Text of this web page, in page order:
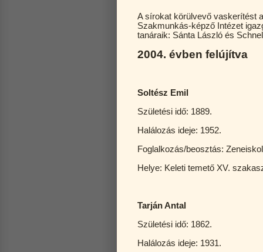
A sírokat körülvevő vaskerítést
Szakmunkás-képző Intézet
tanáraik: Sánta László és
2004. évben felújítva
Soltész Emil
Születési idő: 1889.
Halálozás ideje: 1952.
Foglalkozás/beosztás:
Helye: Keleti temető XV.
Tarján Antal
Születési idő: 1862.
Halálozás ideje: 1931.